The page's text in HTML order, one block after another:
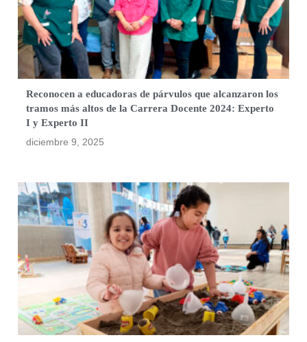
Reconocen a educadoras de párvulos que alcanzaron los
tramos más altos de la Carrera Docente 2024: Experto
I y Experto II
diciembre 9, 2025